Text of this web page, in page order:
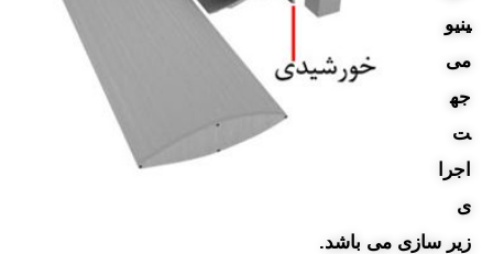
ینیو
می
جه
ت
اجرا
ی
زیر سازی می باشد.